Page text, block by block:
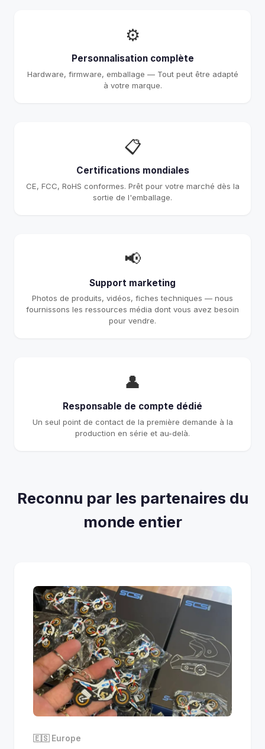
⚙️
Personnalisation complète
Hardware, firmware, emballage — Tout peut être adapté
à votre marque.
📋
Certifications mondiales
CE, FCC, RoHS conformes. Prêt pour votre marché dès la
sortie de l'emballage.
📢
Support marketing
Photos de produits, vidéos, fiches techniques — nous
fournissons les ressources média dont vous avez besoin
pour vendre.
👤
Responsable de compte dédié
Un seul point de contact de la première demande à la
production en série et au-delà.
Reconnu par les partenaires du
monde entier
🇪🇸 Europe